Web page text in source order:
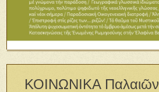
ΚΟΙΝΩΝΙΚΑ Παλαιῶν